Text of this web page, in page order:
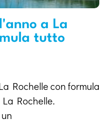
a La
tutto
Rochelle con formula
Rochelle.